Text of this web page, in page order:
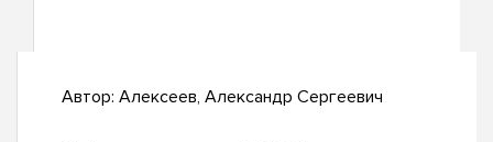
Автор: Алексеев, Александр Сергеевич